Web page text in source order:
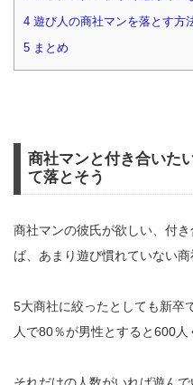
4 遊び人の商社マンを落とす方
5 まとめ
商社マンと付き合いた
て落とそう
商社マンの彼氏が欲しい、付
ば、あまり遊び慣れていない
5大商社に絞ったとしても新卒
人で80％が男性とすると600人
それだけの人数がいれば遊ん